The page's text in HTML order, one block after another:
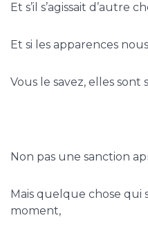
Et s’il s’agissait d’autre
Et si les apparences
Vous le savez, elles
Non pas une sanction
Mais quelque chose qui
moment,